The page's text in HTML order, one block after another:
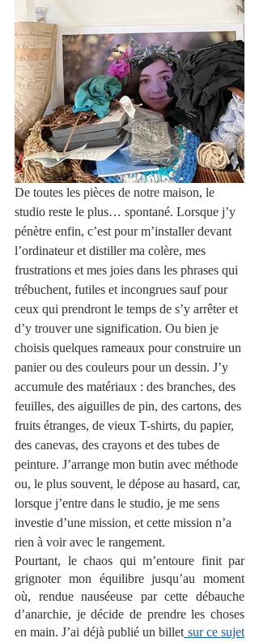
De toutes les pièces de notre maison, le
studio reste le plus… spontané. Lorsque j’y
pénètre enfin, c’est pour m’installer devant
l’ordinateur et distiller ma colère, mes
frustrations et mes joies dans les phrases qui
trébuchent, futiles et incongrues sauf pour
ceux qui prendront le temps de s’y arrêter et
d’y trouver une signification. Ou bien je
choisis quelques rameaux pour construire un
panier ou des couleurs pour un dessin. J’y
accumule des matériaux : des branches, des
feuilles, des aiguilles de pin, des cartons, des
fruits étranges, de vieux T-shirts, du papier,
des canevas, des crayons et des tubes de
peinture. J’arrange mon butin avec méthode
ou, le plus souvent, le dépose au hasard, car,
lorsque j’entre dans le studio, je me sens
investie d’une mission, et cette mission n’a
rien à voir avec le rangement.
Pourtant, le chaos qui m’entoure finit par
grignoter mon équilibre jusqu’au moment
où, rendue nauséeuse par cette débauche
d’anarchie, je décide de prendre les choses
en main. J’ai déjà publié un billet sur ce sujet